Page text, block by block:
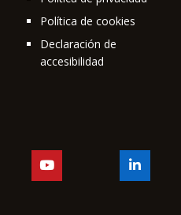
Política de cookies
Declaración de
accesibilidad